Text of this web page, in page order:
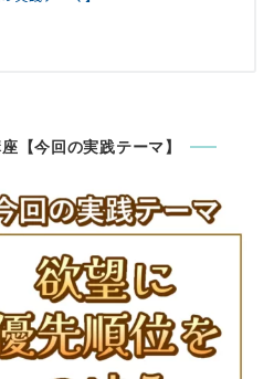
【今回の実践テーマ】